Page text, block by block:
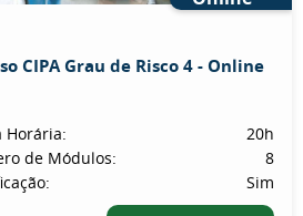
CIPA Grau de Risco 4 - Online
Horária:
20h
de Módulos:
8
Sim